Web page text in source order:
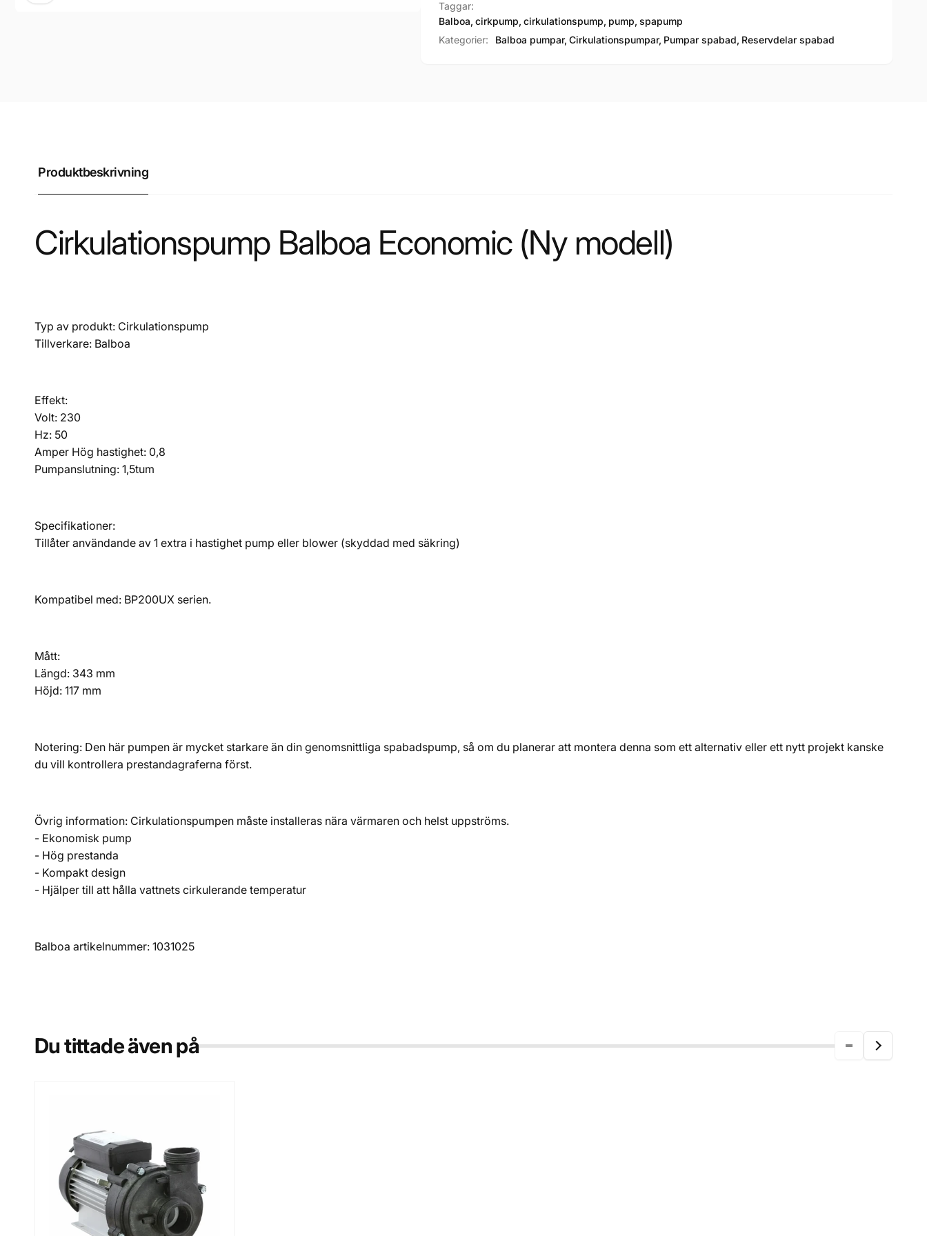
Taggar:
Balboa, cirkpump, cirkulationspump, pump, spapump
Kategorier:
Balboa pumpar, Cirkulationspumpar, Pumpar spabad, Reservdelar spabad
Produktbeskrivning
Cirkulationspump Balboa Economic (Ny modell)
Typ av produkt: Cirkulationspump
Tillverkare: Balboa
Effekt:
Volt: 230
Hz: 50
Amper Hög hastighet: 0,8
Pumpanslutning: 1,5tum
Specifikationer:
Tillåter användande av 1 extra i hastighet pump eller blower (skyddad med säkring)
Kompatibel med: BP200UX serien.
Mått:
Längd: 343 mm
Höjd: 117 mm
Notering: Den här pumpen är mycket starkare än din genomsnittliga spabadspump, så om du planerar att montera denna som ett alternativ eller ett nytt projekt kanske
du vill kontrollera prestandagraferna först.
Övrig information: Cirkulationspumpen måste installeras nära värmaren och helst uppströms.
- Ekonomisk pump
- Hög prestanda
- Kompakt design
- Hjälper till att hålla vattnets cirkulerande temperatur
Balboa artikelnummer: 1031025
Du tittade även på